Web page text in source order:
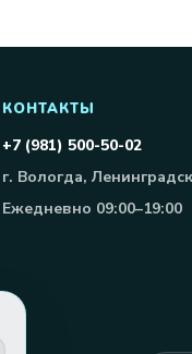
КОНТАКТЫ
+7 (981) 500-50-02
г. Вологда,
Ежедневно 09:00–19:00